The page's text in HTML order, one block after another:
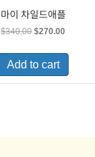
마이 차일드애플
$340.00Original
was:
$340.00.
$270.00Current
is:
Add to cart